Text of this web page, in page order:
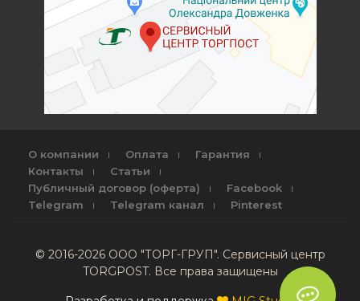
О компании Оплата
Гарантия
Контакты
Статьи
Публичный договор (оферта)
Facebook
Telegram
Telegram канал Pinterest
© 2016-2026 ООО "ТОРГ-ГРУП". Сервисный центр
TORGPOST. Все права защищены